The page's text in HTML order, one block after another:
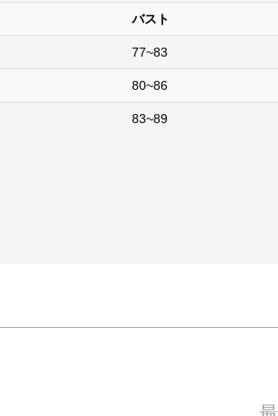
バスト
77~83
80~86
83~89